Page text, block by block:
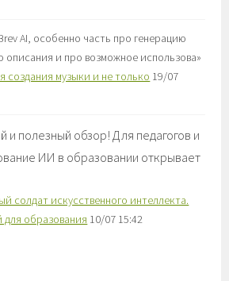
AI, особенно часть про генерацию
описания и про возможное использова»
создания музыки и не только 19/07
и полезный обзор! Для педагогов и
ИИ в образовании открывает
солдат искусственного интеллекта.
образования 10/07 15:42